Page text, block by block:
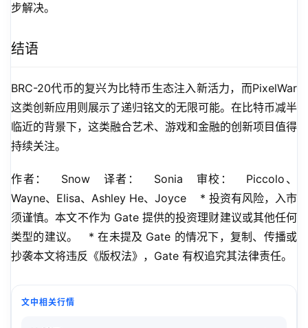
步解决。
结语
BRC-20代币的复兴为比特币生态注入新活力，而PixelWar
这类创新应用则展示了递归铭文的无限可能。在比特币减半
临近的背景下，这类融合艺术、游戏和金融的创新项目值得
持续关注。
作者：   Snow   译者：   Sonia   审校：   Piccolo、
Wayne、Elisa、Ashley He、Joyce    * 投资有风险，入市
须谨慎。本文不作为 Gate 提供的投资理财建议或其他任何
类型的建议。   * 在未提及 Gate 的情况下，复制、传播或
抄袭本文将违反《版权法》，Gate 有权追究其法律责任。
文中相关行情